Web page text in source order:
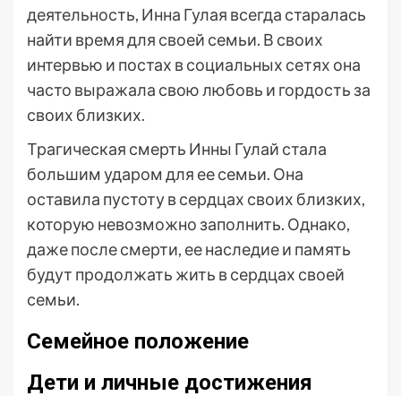
деятельность, Инна Гулая всегда старалась
найти время для своей семьи. В своих
интервью и постах в социальных сетях она
часто выражала свою любовь и гордость за
своих близких.
Трагическая смерть Инны Гулай стала
большим ударом для ее семьи. Она
оставила пустоту в сердцах своих близких,
которую невозможно заполнить. Однако,
даже после смерти, ее наследие и память
будут продолжать жить в сердцах своей
семьи.
Семейное положение
Дети и личные достижения